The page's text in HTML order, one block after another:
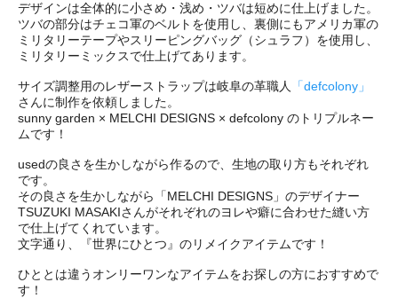
デザインは全体的に小さめ・浅め・ツバは短めに仕上げました。
ツバの部分はチェコ軍のベルトを使用し、裏側にもアメリカ軍の
ミリタリーテープやスリーピングバッグ（シュラフ）を使用し、
ミリタリーミックスで仕上げてあります。
サイズ調整用のレザーストラップは岐阜の革職人
「defcolony」
さんに制作を依頼しました。
sunny garden × MELCHI DESIGNS × defcolony のトリプルネー
ムです！
usedの良さを生かしながら作るので、生地の取り方もそれぞれ
です。
その良さを生かしながら「MELCHI DESIGNS」のデザイナー
TSUZUKI MASAKIさんがそれぞれのヨレや癖に合わせた縫い方
で仕上げてくれています。
文字通り、『世界にひとつ』のリメイクアイテムです！
ひととは違うオンリーワンなアイテムをお探しの方におすすめで
す！